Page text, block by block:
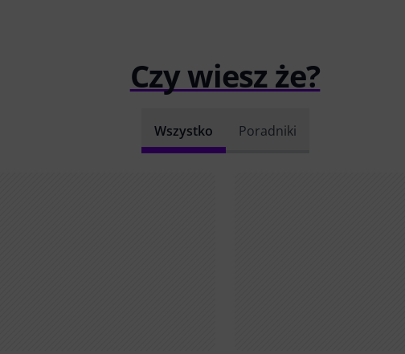
Czy wiesz że?
Wszystko Poradniki